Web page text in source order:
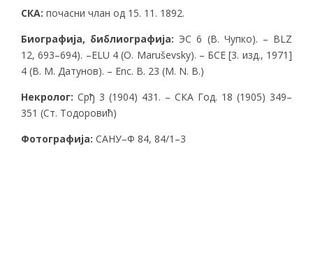
СКА: почасни члан од 15. 11. 1892.
Биографија, библиографија: ЭС 6 (В. Чупко). – BLZ
12, 693–694). –ELU 4 (O. Maruševsky). – БСЕ [3. изд., 1971]
4 (В. М. Датунов). – Enc. В. 23 (М. N. В.)
Некролог: Срђ 3 (1904) 431. – СКА Год. 18 (1905) 349–
351 (Ст. Тодоровић)
Фотографија: САНУ–Ф 84, 84/1–3